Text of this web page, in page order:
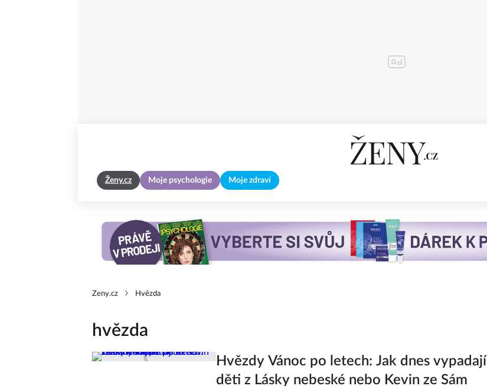
Ženy.cz Moje psychologie Moje zdraví
Zeny.cz Hvězda
hvězda
Hvězdy Vánoc po letech: Jak dnes vypadají
děti z Lásky nebeské nebo Kevin ze Sám